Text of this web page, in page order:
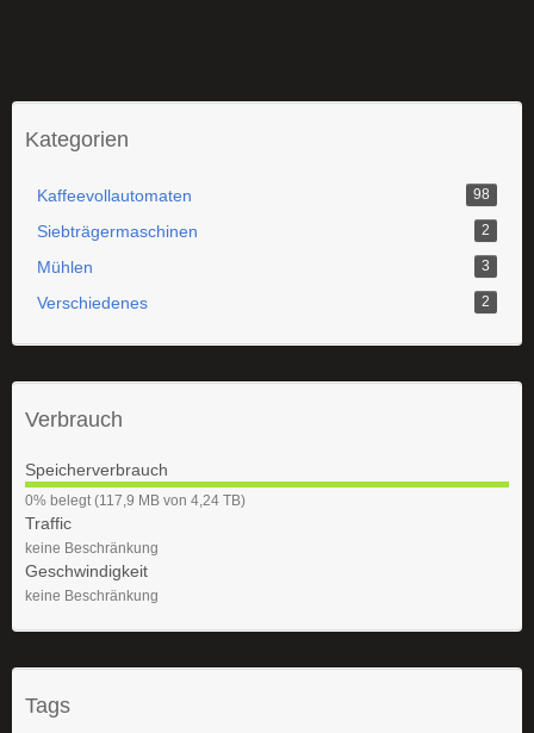
Kategorien
Kaffeevollautomaten 98
Siebträgermaschinen 2
Mühlen 3
Verschiedenes 2
Verbrauch
Speicherverbrauch
0
%
0% belegt (117,9 MB von 4,24 TB)
Traffic
keine Beschränkung
Geschwindigkeit
keine Beschränkung
Tags